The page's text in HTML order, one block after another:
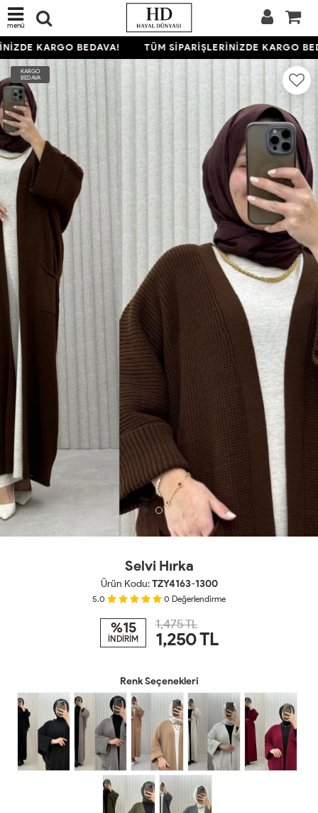
menü
KARGO BEDAVA! TÜM SİPARİŞLERİNİZDE KARGO
KARGO
BEDAVA
Selvi Hırka
Ürün Kodu:TZY4163-1300
5.0 0 Değerlendirme
%15
İNDİRİM
1,475 TL
1,250TL
Renk Seçenekleri